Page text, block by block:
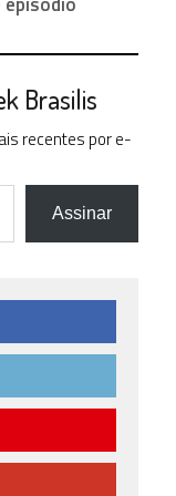
Brasilis
recentes por e-
Assinar